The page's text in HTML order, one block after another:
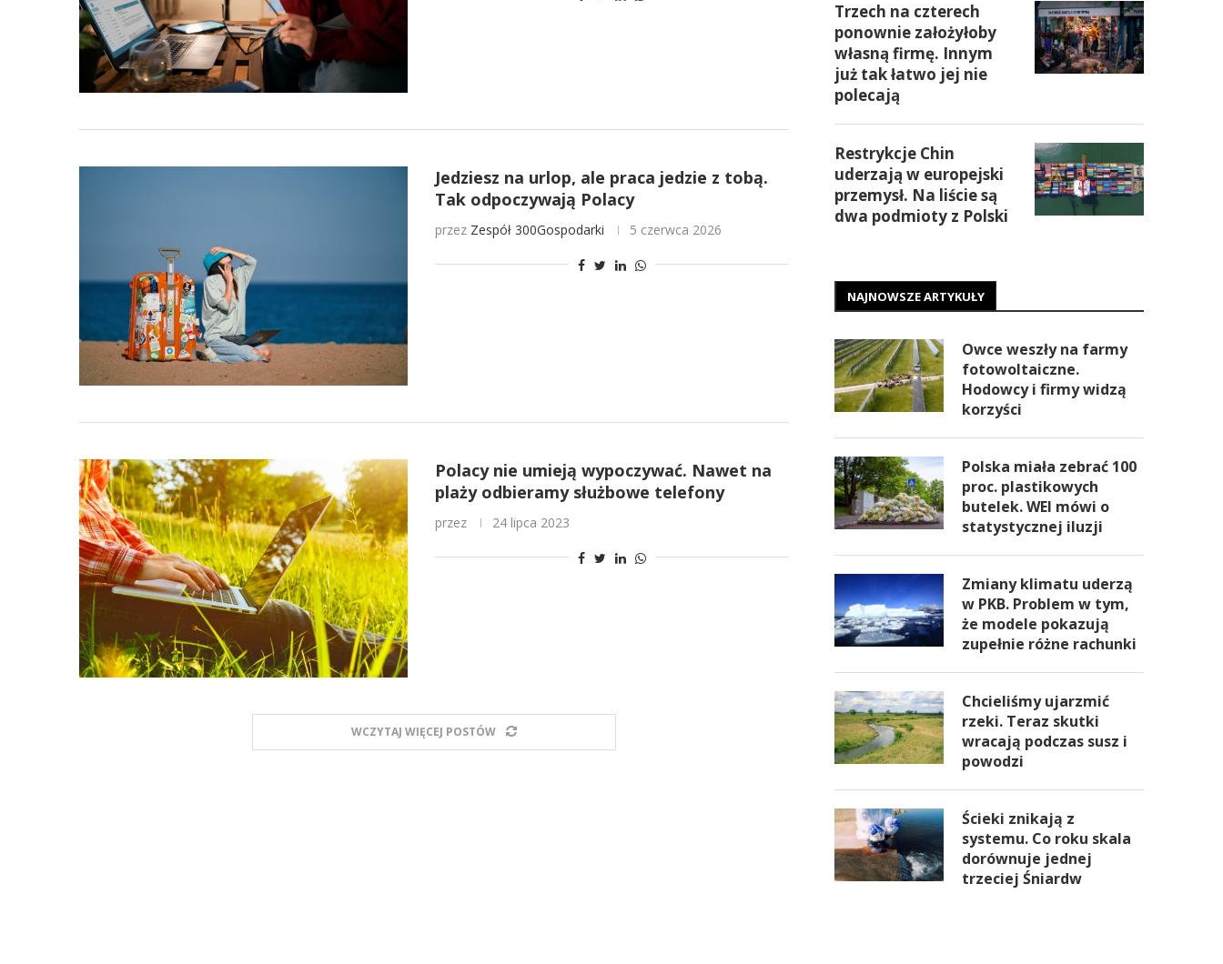
Jedziesz na urlop, ale praca jedzie z tobą.
Tak odpoczywają Polacy
przez Zespół 300Gospodarki 5 czerwca 2026
Polacy nie umieją wypoczywać. Nawet na
plaży odbieramy służbowe telefony
przez 24 lipca 2023
WCZYTAJ WIĘCEJ POSTÓW
Trzech na czterech
ponownie założyłoby
własną firmę. Innym
już tak łatwo jej nie
polecają
Restrykcje Chin
uderzają w europejski
przemysł. Na liście są
dwa podmioty z Polski
NAJNOWSZE ARTYKUŁY
Owce weszły na farmy
fotowoltaiczne.
Hodowcy i firmy widzą
korzyści
Polska miała zebrać 100
proc. plastikowych
butelek. WEI mówi o
statystycznej iluzji
Zmiany klimatu uderzą
w PKB. Problem w tym,
że modele pokazują
zupełnie różne rachunki
Chcieliśmy ujarzmić
rzeki. Teraz skutki
wracają podczas susz i
powodzi
Ścieki znikają z
systemu. Co roku skala
dorównuje jednej
trzeciej Śniardw